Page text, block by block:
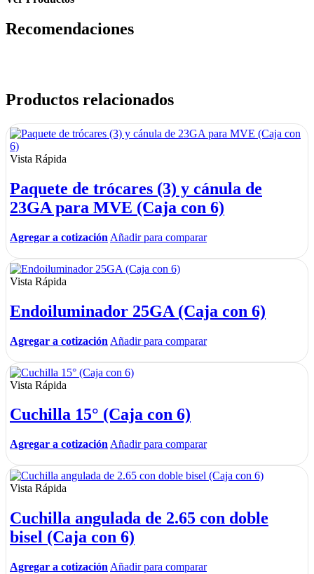
Recomendaciones
Productos relacionados
Vista Rápida
Paquete de trócares (3) y cánula de
23GA para MVE (Caja con 6)
Agregar a cotización Añadir para comparar
Vista Rápida
Endoiluminador 25GA (Caja con 6)
Agregar a cotización Añadir para comparar
Vista Rápida
Cuchilla 15° (Caja con 6)
Agregar a cotización Añadir para comparar
Vista Rápida
Cuchilla angulada de 2.65 con doble
bisel (Caja con 6)
Agregar a cotización Añadir para comparar